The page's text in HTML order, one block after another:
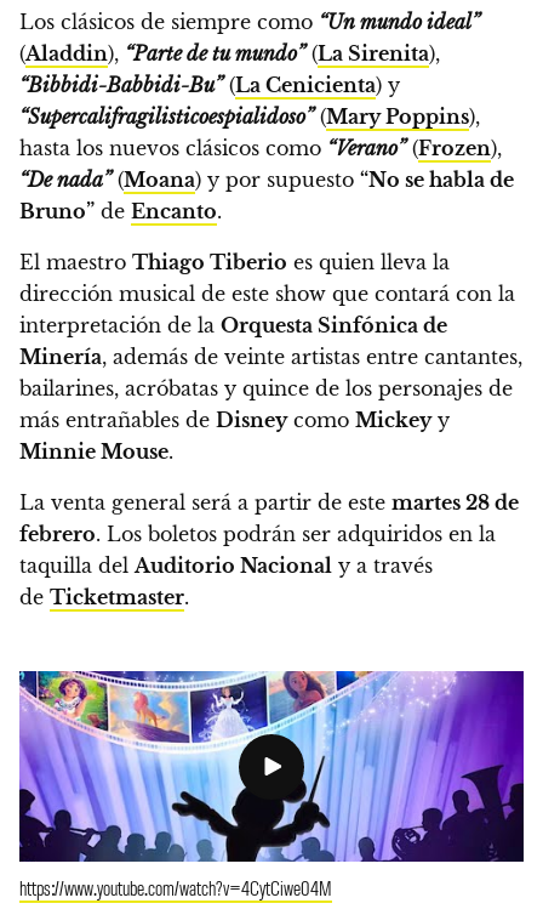
Los clásicos de siempre como “Un mundo ideal”
(Aladdin), “Parte de tu mundo”(La Sirenita),
“Bibbidi-Babbidi-Bu”(La Cenicienta) y
“Supercalifragilisticoespialidoso”(Mary Poppins),
hasta los nuevos clásicos como “Verano”(Frozen),
“De nada”(Moana) y por supuesto “No se habla de
Bruno” de Encanto.
El maestro Thiago Tiberio es quien lleva la
dirección musical de este show que contará con la
interpretación de la Orquesta Sinfónica de
Minería, además de veinte artistas entre cantantes,
bailarines, acróbatas y quince de los personajes de
más entrañables de Disneycomo Mickeyy
Minnie Mouse.
La venta general será a partir de este martes 28 de
febrero. Los boletos podrán ser adquiridos en la
taquilla delAuditorio Nacional y a través
de Ticketmaster.
https://www.youtube.com/watch?v=4CytCiwe04M